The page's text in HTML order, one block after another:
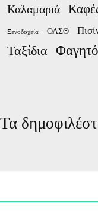
Καλαμαριά
Ξενοδοχεία ΟΑΣΘ
Ταξίδια Φαγητό
Τα